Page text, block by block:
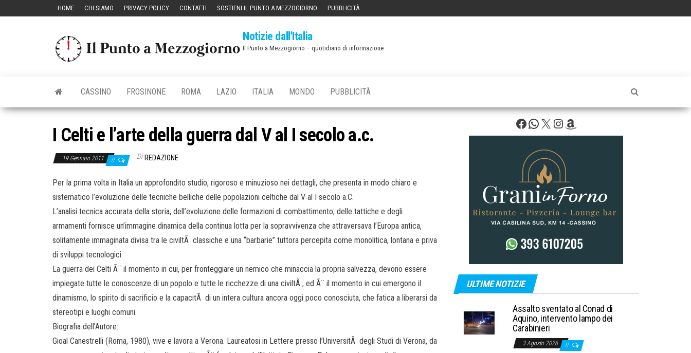
HOME CHI SIAMO PRIVACY POLICY CONTATTI SOSTIENI IL PUNTO A MEZZOGIORNO PUBBLICITÀ
Notizie dall'Italia
Il Punto a Mezzogiorno – quotidiano di informazione
CASSINO FROSINONE ROMA LAZIO ITALIA MONDO PUBBLICITÀ
I Celti e l’arte della guerra dal V al I secolo a.c.
19 Gennaio 2011 0 Di REDAZIONE
Per la prima volta in Italia un approfondito studio, rigoroso e minuzioso nei dettagli, che presenta in modo chiaro e
sistematico l’evoluzione delle tecniche belliche delle popolazioni celtiche dal V al I secolo a.C.
L’analisi tecnica accurata della storia, dell’evoluzione delle formazioni di combattimento, delle tattiche e degli
armamenti fornisce un’immagine dinamica della continua lotta per la sopravvivenza che attraversava l’Europa antica,
solitamente immaginata divisa tra le civiltÃ classiche e una “barbarie” tuttora percepita come monolitica, lontana e priva
di sviluppi tecnologici.
La guerra dei Celti Ã¨ il momento in cui, per fronteggiare un nemico che minaccia la propria salvezza, devono essere
impiegate tutte le conoscenze di un popolo e tutte le ricchezze di una civiltÃ , ed Ã¨ il momento in cui emergono il
dinamismo, lo spirito di sacrificio e la capacitÃ di un intera cultura ancora oggi poco conosciuta, che fatica a liberarsi da
stereotipi e luoghi comuni.
Biografia dell’Autore:
Gioal Canestrelli (Roma, 1980), vive e lavora a Verona. Laureatosi in Lettere presso l’UniversitÃ degli Studi di Verona, da
Facebook
WhatsApp
X Instagram
Amazon
ULTIME NOTIZIE
Assalto sventato al Conad di
Aquino, intervento lampo dei
Carabinieri
3 Agosto 2026 0